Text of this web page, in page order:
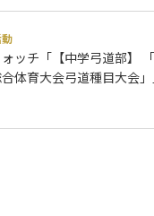
ッチ「【中学弓道部】
体育大会弓道種目大会